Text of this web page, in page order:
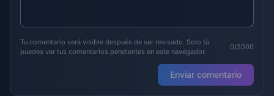
Tu comentario será visible después de ser revisado. Solo tú
puedes ver tus comentarios pendientes en este navegador.
0/2000
Enviar comentario